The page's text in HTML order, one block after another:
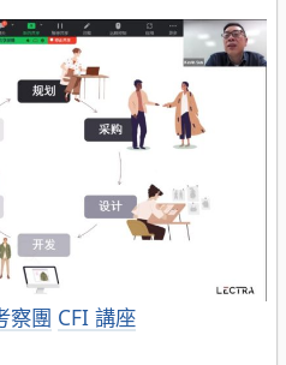
察團 CFI 講座